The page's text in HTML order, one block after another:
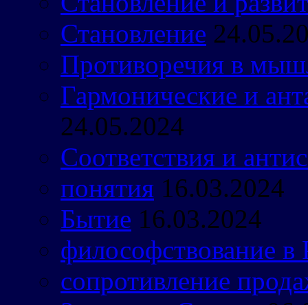
Становление
Противоречия в
Гармонические и
24.05.2024
Соответствия и
понятия 16.03.2024
Бытие 16.03.2024
философствование в
сопротивление